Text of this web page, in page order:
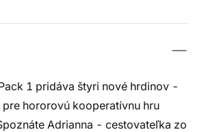
1 pridáva štyri nové hrdinov -
hororovú kooperatívnu hru
Adrianna - cestovateľka zo